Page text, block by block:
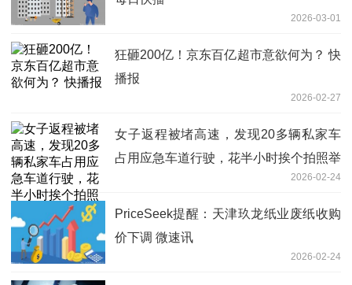
2026-03-01
狂砸200亿！京东百亿超市意欲何为？ 快
播报
2026-02-27
女子返程被堵高速，发现20多辆私家车
占用应急车道行驶，花半小时挨个拍照举
报，当事人发声；交警回应：处理中_热
2026-02-24
PriceSeek提醒：天津玖龙纸业废纸收购
价下调 微速讯
2026-02-24